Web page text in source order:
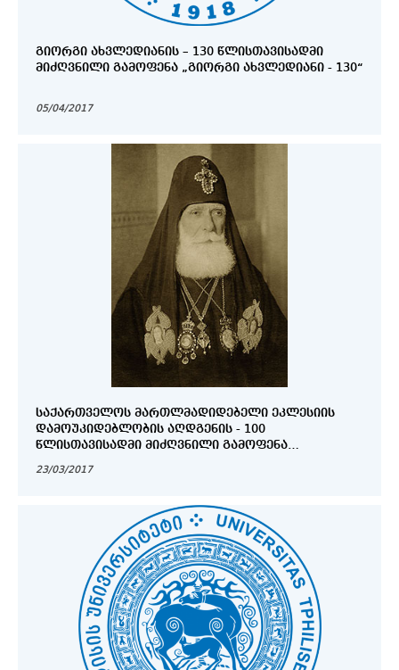
ᲒᲘᲝᲠᲒᲘ ᲐᲮᲕᲚᲔᲓᲘᲐᲜᲘᲡ – 130 ᲬᲚᲘᲡᲗᲐᲕᲘᲡᲐᲓᲛᲘ
ᲛᲘᲫᲦᲕᲜᲘᲚᲘ ᲒᲐᲛᲝᲤᲔᲜᲐ „ᲒᲘᲝᲠᲒᲘ ᲐᲮᲕᲚᲔᲓᲘᲐᲜᲘ - 130“
05/04/2017
ᲡᲐᲥᲐᲠᲗᲕᲔᲚᲝᲡ ᲛᲐᲠᲗᲚᲛᲐᲓᲘᲓᲔᲑᲔᲚᲘ ᲔᲙᲚᲔᲡᲘᲘᲡ
ᲓᲐᲛᲝᲣᲙᲘᲓᲔᲑᲚᲝᲑᲘᲡ ᲐᲦᲓᲒᲔᲜᲘᲡ - 100
ᲬᲚᲘᲡᲗᲐᲕᲘᲡᲐᲓᲛᲘ ᲛᲘᲫᲦᲕᲜᲘᲚᲘ ᲒᲐᲛᲝᲤᲔᲜᲐ
23/03/2017